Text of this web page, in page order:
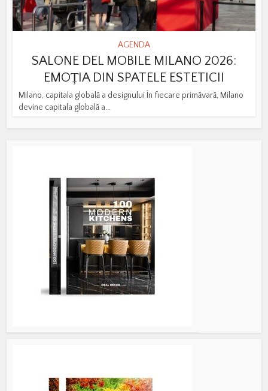
AGENDA
SALONE DEL MOBILE MILANO 2026:
EMOȚIA DIN SPATELE ESTETICII
Milano, capitala globală a designului În fiecare primăvară, Milano
devine capitala globală a...